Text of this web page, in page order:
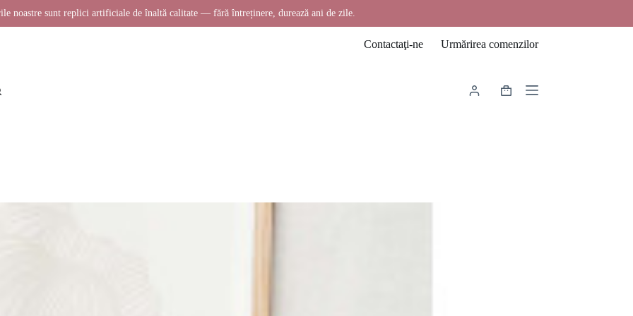
noastre sunt replici artificiale de înaltă calitate — fără întreținere, durează ani de zile.
Contactaţi-ne Urmărirea comenzilor
Coș